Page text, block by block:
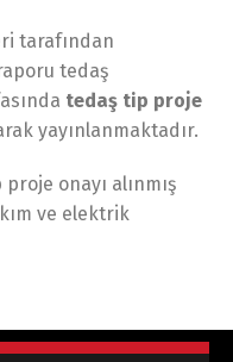
tarafından
tedaş
tedaş tip proje
yayınlanmaktadır.
onayı alınmış
ve elektrik